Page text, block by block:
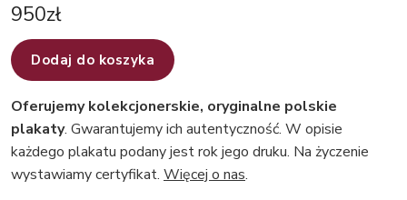
950zł
Dodaj do koszyka
Oferujemy kolekcjonerskie, oryginalne polskie
plakaty. Gwarantujemy ich autentyczność. W opisie
każdego plakatu podany jest rok jego druku. Na życzenie
wystawiamy certyfikat. Więcej o nas.